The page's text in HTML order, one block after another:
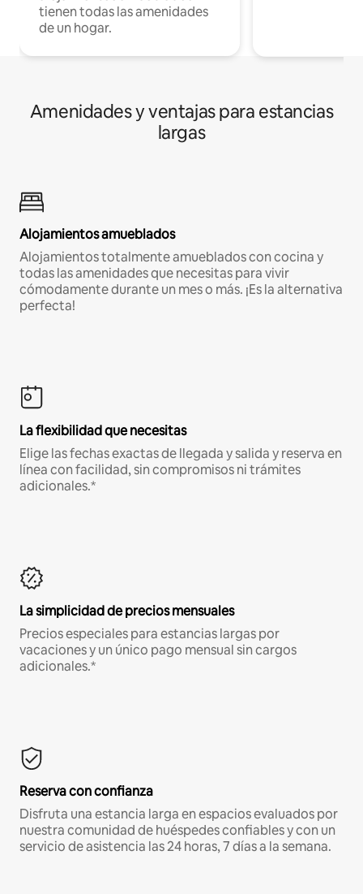
tienen todas las amenidades
de un hogar.
Amenidades y ventajas para estancias
largas
Alojamientos amueblados
Alojamientos totalmente amueblados con cocina y
todas las amenidades que necesitas para vivir
cómodamente durante un mes o más. ¡Es la alternativa
perfecta!
La flexibilidad que necesitas
Elige las fechas exactas de llegada y salida y reserva en
línea con facilidad, sin compromisos ni trámites
adicionales.*
La simplicidad de precios mensuales
Precios especiales para estancias largas por
vacaciones y un único pago mensual sin cargos
adicionales.*
Reserva con confianza
Disfruta una estancia larga en espacios evaluados por
nuestra comunidad de huéspedes confiables y con un
servicio de asistencia las 24 horas, 7 días a la semana.